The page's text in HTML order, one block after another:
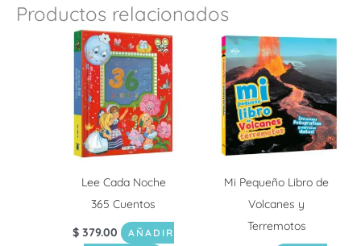
Productos relacionados
Lee Cada Noche
365 Cuentos
$ 379.00
AÑADIR
Mi Pequeño Libro de
Volcanes y
Terremotos